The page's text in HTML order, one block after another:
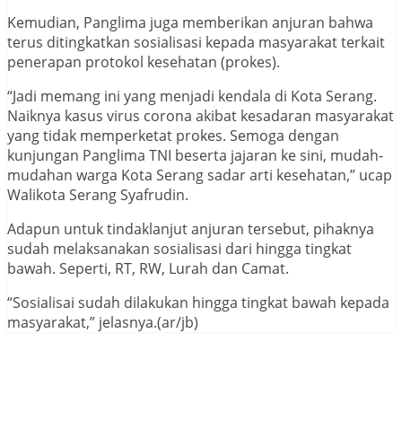
Kemudian, Panglima juga memberikan anjuran bahwa
terus ditingkatkan sosialisasi kepada masyarakat terkait
penerapan protokol kesehatan (prokes).
“Jadi memang ini yang menjadi kendala di Kota Serang.
Naiknya kasus virus corona akibat kesadaran masyarakat
yang tidak memperketat prokes. Semoga dengan
kunjungan Panglima TNI beserta jajaran ke sini, mudah-
mudahan warga Kota Serang sadar arti kesehatan,” ucap
Walikota Serang Syafrudin.
Adapun untuk tindaklanjut anjuran tersebut, pihaknya
sudah melaksanakan sosialisasi dari hingga tingkat
bawah. Seperti, RT, RW, Lurah dan Camat.
“Sosialisai sudah dilakukan hingga tingkat bawah kepada
masyarakat,” jelasnya.(ar/jb)